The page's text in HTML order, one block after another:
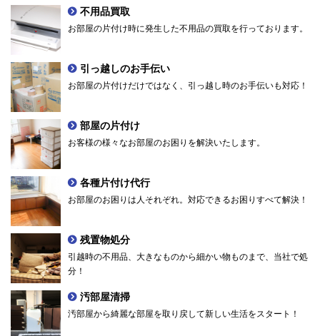
不用品買取
お部屋の片付け時に発生した不用品の買取を行っております。
引っ越しのお手伝い
お部屋の片付けだけではなく、引っ越し時のお手伝いも対応！
部屋の片付け
お客様の様々なお部屋のお困りを解決いたします。
各種片付け代行
お部屋のお困りは人それぞれ。対応できるお困りすべて解決！
残置物処分
引越時の不用品、大きなものから細かい物ものまで、当社で処
分！
汚部屋清掃
汚部屋から綺麗な部屋を取り戻して新しい生活をスタート！